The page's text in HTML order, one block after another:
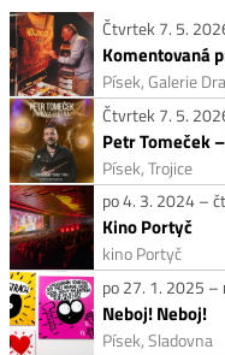
Čtvrtek 7. 5.
Komentovaná
Písek, Galerie
Čtvrtek 7. 5.
Petr Tomeček
Písek, Trojice
po 4. 3. 2024 –
Kino Portyč
kino Portyč
po 27. 1. 2025
Neboj! Neboj!
Písek, Sladovna